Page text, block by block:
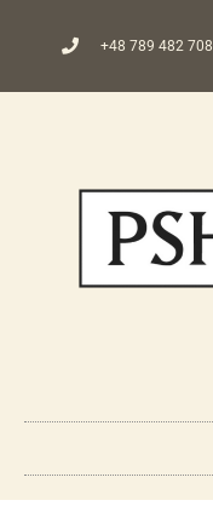
+48 789 482 708